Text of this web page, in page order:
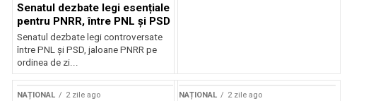
Senatul dezbate legi esențiale
pentru PNRR, între PNL și PSD
Senatul dezbate legi controversate
între PNL și PSD, jaloane PNRR pe
ordinea de zi...
NAȚIONAL 2 zile ago NAȚIONAL 2 zile ago